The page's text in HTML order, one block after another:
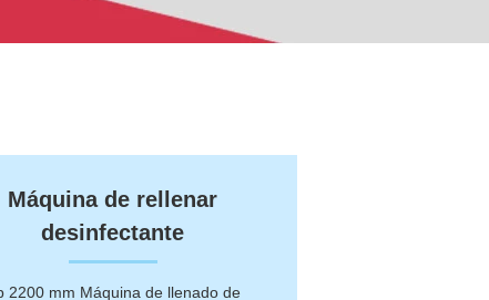
Máquina de rellenar
desinfectante
2200 mm Máquina de llenado de